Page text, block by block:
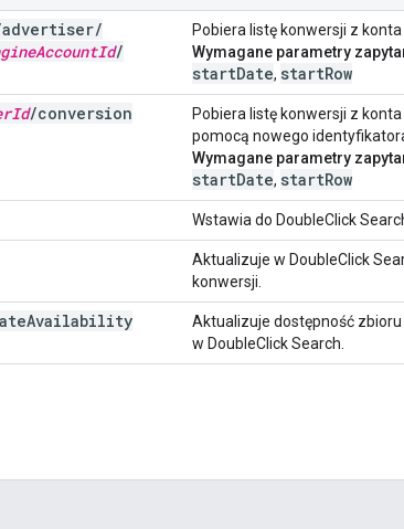
advertiser/
AccountId/
Pobiera listę konwersji z
Wymagane parametry
startDate, startRow
Id/conversion
Pobiera listę konwersji z
pomocą nowego
Wymagane parametry
startDate, startRow
Wstawia do DoubleClick
Aktualizuje w DoubleClick
konwersji.
Availability
Aktualizuje dostępność
w DoubleClick Search.